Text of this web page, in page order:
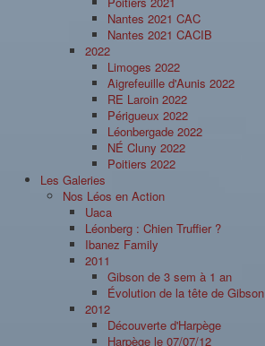
Nantes 2021 CAC
Nantes 2021 CACIB
2022
Limoges 2022
Aigrefeuille d'Aunis 2022
RE Laroin 2022
Périgueux 2022
Léonbergade 2022
NÉ Cluny 2022
Poitiers 2022
Les Galeries
Nos Léos en Action
Uaca
Léonberg : Chien Truffier ?
Ibanez Family
2011
Gibson de 3 sem à 1 an
Évolution de la tête de Gibson
2012
Découverte d'Harpège
Harpège le 07/07/12